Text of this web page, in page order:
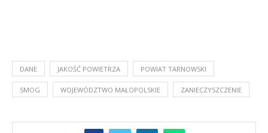
DANE JAKOŚĆ POWIETRZA POWIAT TARNOWSKI
SMOG WOJEWÓDZTWO MAŁOPOLSKIE ZANIECZYSZCZENIE